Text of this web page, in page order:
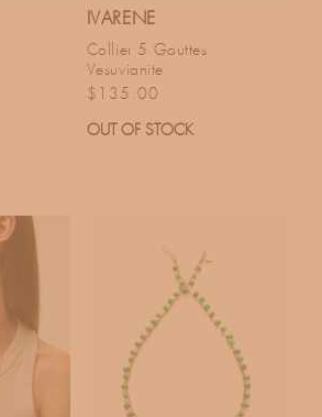
IVARENE
Collier 5 Gouttes
Vesuvianite
Prix habituel
$135.00
OUT OF STOCK